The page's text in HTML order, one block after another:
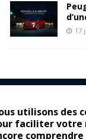
utilisons des
faciliter votre
17
Sandero : pour les